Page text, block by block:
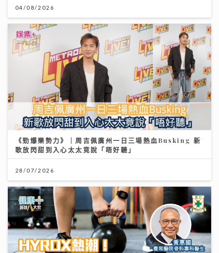
04/08/2026
《勁爆樂勢力》｜周吉佩廣州一日三場熱血Busking 新
歌放閃甜到入心太太竟說「唔好聽」
28/07/2026